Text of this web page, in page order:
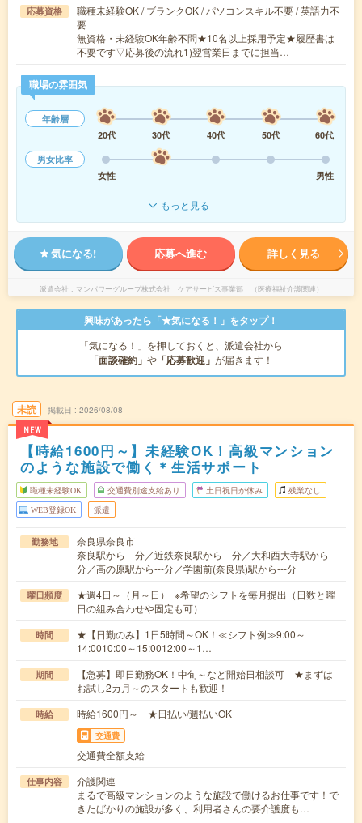
応募資格
職種未経験OK / ブランクOK / パソコンスキル不要 / 英語力不
要
無資格・未経験OK年齢不問★10名以上採用予定★履歴書は
不要です▽応募後の流れ1)翌営業日までに担当…
職場の雰囲気
年齢層
20代
30代 40代 50代
60代
男女比率
女性
男性
もっと見る
気になる! 応募へ進む 詳しく見る
派遣会社 マンパワーグループ株式会社 ケアサービス事業部 （医療福祉介護関連）
興味があったら「★気になる！」をタップ！
「気になる！」を押しておくと、派遣会社から
「面談確約」 や 「応募歓迎」 が届きます！
未読
NEW
掲載日 2026/08/08
【時給1600円～】未経験OK！高級マンション
のような施設で働く＊生活サポート
職種未経験OK 交通費別途支給あり 土日祝日が休み 残業なし
WEB登録OK 派遣
勤務地
奈良県奈良市
奈良駅から---分／近鉄奈良駅から---分／大和西大寺駅から---
分／高の原駅から---分／学園前(奈良県)駅から---分
曜日頻度
★週4日～（月～日） ※希望のシフトを毎月提出（日数と曜
日の組み合わせや固定も可）
時間
★【日勤のみ】1日5時間～OK！≪シフト例≫9:00～
14:0010:00～15:0012:00～1…
期間
【急募】即日勤務OK！中旬～など開始日相談可 ★まずは
お試し2カ月～のスタートも歓迎！
時給 時給1600円～ ★日払い/週払いOK
交通費
交通費全額支給
仕事内容
介護関連
まるで高級マンションのような施設で働けるお仕事です！で
きたばかりの施設が多く、利用者さんの要介護度も…